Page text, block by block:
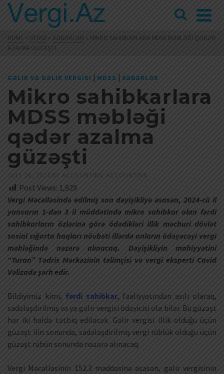
HOME » VERGI » XƏBƏRLƏR » MIKRO SAHIBKARLARA MDSS MƏBLƏĞI QƏDƏR
AZALMA GÜZƏŞTI
GƏLIR VƏ GƏLIR VERGISI | MDSS | XƏBƏRLƏR
Mikro sahibkarlara
MDSS məbləği
qədər azalma
güzəşti
JULY 26, 2024 BY ACCOUNTING ACCOUNTING
Post Views: 1,929
Vergi Məcəlləsində edilmiş son dəyişikliyə əsasən, 2024-cü il
yanvarın 1-dən 3 il müddətində mikro sahibkar olan fərdi
sahibkarların özlərinə görə ödədikləri illik məcburi dövlət
sosial sığorta haqları növbəti illərdə onların ödəyəcəyi vergi
məbləğində nəzərə alınacaq. Dəyişikliyin mahiyyətini
“Turan” Tədris Mərkəzinin təlimçisi və vergi eksperti Cavid
Vəlizadə şərh edir.
Bildiyimiz kimi, fərdi sahibkar, fəaliyyətindən asılı olaraq,
sadələşdirilmiş və ya gəlir vergisi ödəyicisi ola bilər. Bu güzəşt
hər iki halda tətbiq ediləcək. Gəlir vergisi illik olduğu üçün
güzəşt ilin sonunda, sadələşdirilmiş vergi rüblük olduğu üçün
güzəşt rübün sonunda nəzərə alınacaq.
Vergi Məcəlləsinin 152.3 maddəsinə əsasən, gəlir vergisinin